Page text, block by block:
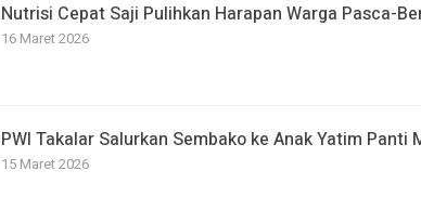
Nutrisi Cepat Saji Pulihkan Harapan Warga Pasca-
16 Maret 2026
PWI Takalar Salurkan Sembako ke Anak Yatim Panti
15 Maret 2026